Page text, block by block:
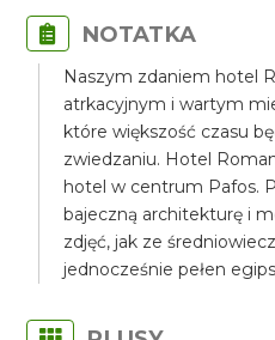
NOTATKA
Naszym zdaniem hotel
atrkacyjnym i wartym
które większość czasu
zwiedzaniu. Hotel
hotel w centrum Pafos.
bajeczną architekturę i
zdjęć, jak ze
jednocześnie pełen